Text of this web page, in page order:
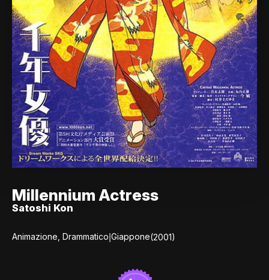
Millennium Actress
Satoshi Kon
Animazione, Drammatico|Giappone(2001)